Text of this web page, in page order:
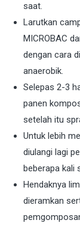
saat.
Larutkan
MICROBAC
dengan cara
anaerobik.
Selepas 2-3
panen
setelah itu
Untuk lebih
diulangi lagi
beberapa kali
Hendaknya
dieramkan